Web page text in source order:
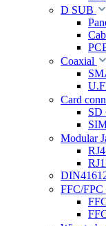
D SUB
Coaxial
Card
SD
Modular
FFC/FPC